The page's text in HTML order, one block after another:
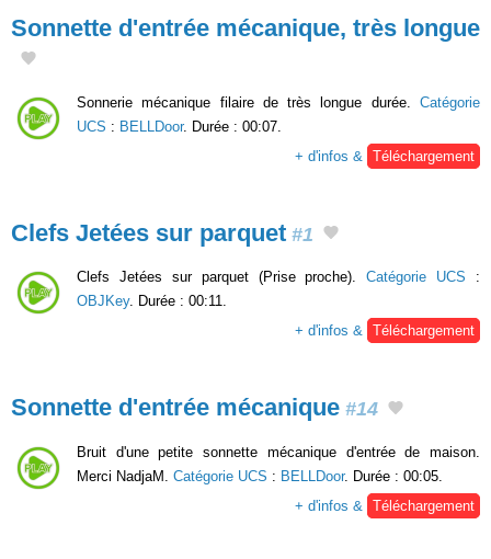
Sonnette d'entrée mécanique, très longue
Sonnerie mécanique filaire de très longue durée. Catégorie
UCS : BELLDoor. Durée : 00:07.
+ d'infos &
Téléchargement
Clefs Jetées sur parquet #1
Clefs Jetées sur parquet (Prise proche).Catégorie UCS :
OBJKey. Durée : 00:11.
+ d'infos & Téléchargement
Sonnette d'entrée mécanique #14
Bruit d'une petite sonnette mécanique d'entrée de maison.
Merci NadjaM. Catégorie UCS : BELLDoor. Durée : 00:05.
+ d'infos &
Téléchargement